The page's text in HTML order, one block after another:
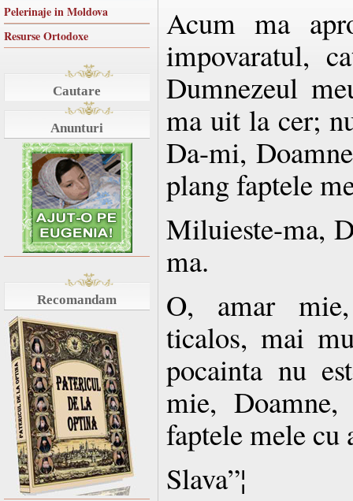
Pelerinaje in Moldova
Resurse Ortodoxe
Cautare
Anunturi
Recomandam
Acum ma
impovaratul,
Dumnezeul
ma uit la cer;
Da-mi,
plang faptele
Miluieste-ma,
ma.
O, amar
ticalos, mai
pocainta nu
mie,
faptele mele cu
Slava”¦